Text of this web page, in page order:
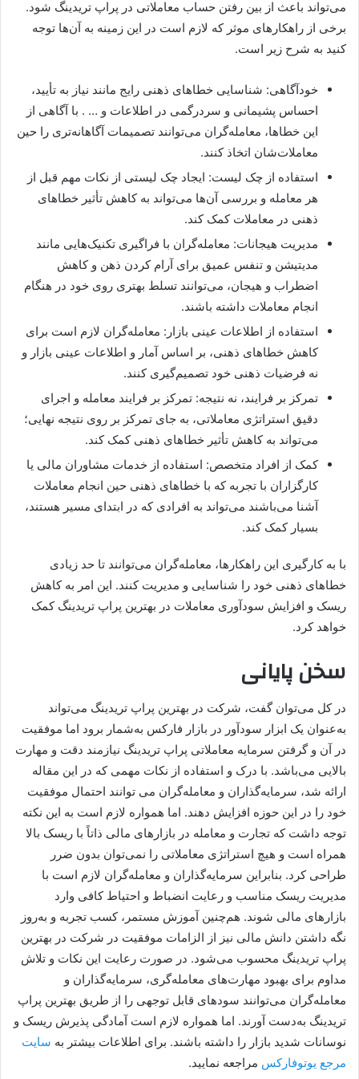
می‌تواند باعث از بین رفتن حساب معاملاتی در پراپ تریدینگ شود.
برخی از راهکارهای موثر که لازم است در این زمینه به آن‌ها توجه
کنید به شرح زیر است.
خودآگاهی: شناسایی خطاهای ذهنی رایج مانند نیاز به تأیید،
احساس پشیمانی و سردرگمی در اطلاعات و … . با آگاهی از
این خطاها، معامله‌گران می‌توانند تصمیمات آگاهانه‌تری را حین
معاملات‌شان اتخاذ کنند.
استفاده از چک لیست: ایجاد چک لیستی از نکات مهم قبل از
هر معامله و بررسی آن‌ها می‌تواند به کاهش تأثیر خطاهای
ذهنی در معاملات کمک کند.
مدیریت هیجانات: معامله‌گران با فراگیری تکنیک‌هایی مانند
مدیتیشن و تنفس عمیق برای آرام کردن ذهن و کاهش
اضطراب و هیجان، می‌توانند تسلط بهتری روی خود در هنگام
انجام معاملات داشته باشند.
استفاده از اطلاعات عینی بازار: معامله‌گران لازم است برای
کاهش خطاهای ذهنی، بر اساس آمار و اطلاعات عینی بازار و
نه فرضیات ذهنی خود تصمیم‌گیری کنند.
تمرکز بر فرایند، نه نتیجه: تمرکز بر فرایند معامله و اجرای
دقیق استراتژی معاملاتی، به جای تمرکز بر روی نتیجه نهایی؛
می‌تواند به کاهش تأثیر خطاهای ذهنی کمک کند.
کمک از افراد متخصص: استفاده از خدمات مشاوران مالی یا
کارگزاران با تجربه که با خطاهای ذهنی حین انجام معاملات
آشنا می‌باشند می‌تواند به افرادی که در ابتدای مسیر هستند،
بسیار کمک کند.
با به کارگیری این راهکارها، معامله‌گران می‌توانند تا حد زیادی
خطاهای ذهنی خود را شناسایی و مدیریت کنند. این امر به کاهش
ریسک و افزایش سودآوری معاملات در بهترین پراپ تریدینگ کمک
خواهد کرد.
سخن پایانی
در کل می‌توان گفت، شرکت در بهترین پراپ تریدینگ می‌تواند
به‌عنوان یک ابزار سودآور در بازار فارکس به‌شمار برود اما موفقیت
در آن و گرفتن سرمایه معاملاتی پراپ تریدینگ نیازمند دقت و مهارت
بالایی می‌باشد. با درک و استفاده از نکات مهمی که در این مقاله
ارائه شد، سرمایه‌گذاران و معامله‌گران می توانند احتمال موفقیت
خود را در این حوزه افزایش دهند. اما همواره لازم است به این نکته
توجه داشت که تجارت و معامله در بازارهای مالی ذاتاً با ریسک بالا
همراه است و هیچ استراتژی معاملاتی را نمی‌توان بدون ضرر
طراحی کرد. بنابراین سرمایه‌گذاران و معامله‌گران لازم است با
مدیریت ریسک مناسب و رعایت انضباط و احتیاط کافی وارد
بازارهای مالی شوند. هم‌چنین آموزش مستمر، کسب تجربه و به‌روز
نگه داشتن دانش مالی نیز از الزامات موفقیت در شرکت در بهترین
پراپ تریدینگ محسوب می‌شود. در صورت رعایت این نکات و تلاش
مداوم برای بهبود مهارت‌های معامله‌گری، سرمایه‌گذاران و
معامله‌گران می‌توانند سودهای قابل توجهی را از طریق بهترین پراپ
تریدینگ به‌دست آورند. اما همواره لازم است آمادگی پذیرش ریسک و
نوسانات شدید بازار را داشته باشند. برای اطلاعات بیشتر به سایت
مرجع یوتوفارکس مراجعه نمایید.